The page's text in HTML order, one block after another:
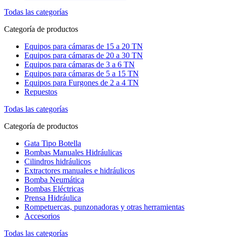
Todas las categorías
Categoría de productos
Equipos para cámaras de 15 a 20 TN
Equipos para cámaras de 20 a 30 TN
Equipos para cámaras de 3 a 6 TN
Equipos para cámaras de 5 a 15 TN
Equipos para Furgones de 2 a 4 TN
Repuestos
Todas las categorías
Categoría de productos
Gata Tipo Botella
Bombas Manuales Hidráulicas
Cilindros hidráulicos
Extractores manuales e hidráulicos
Bomba Neumática
Bombas Eléctricas
Prensa Hidráulica
Rompetuercas, punzonadoras y otras herramientas
Accesorios
Todas las categorías